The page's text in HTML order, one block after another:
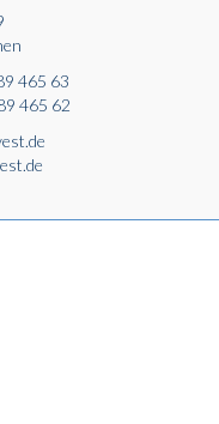
465 63
465 62